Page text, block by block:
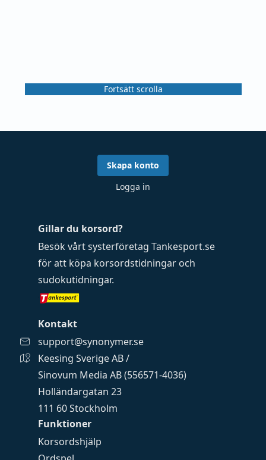
Fortsätt scrolla
Funktioner
Korsordshjälp
Gillar du korsord?
Besök vårt systerföretag Tankesport.se
för att köpa korsordstidningar och
sudokutidningar.
Kontakt
support@synonymer.se
Keesing Sverige AB /
Sinovum Media AB (556571-4036)
Holländargatan 23
111 60 Stockholm
Skapa konto
Logga in